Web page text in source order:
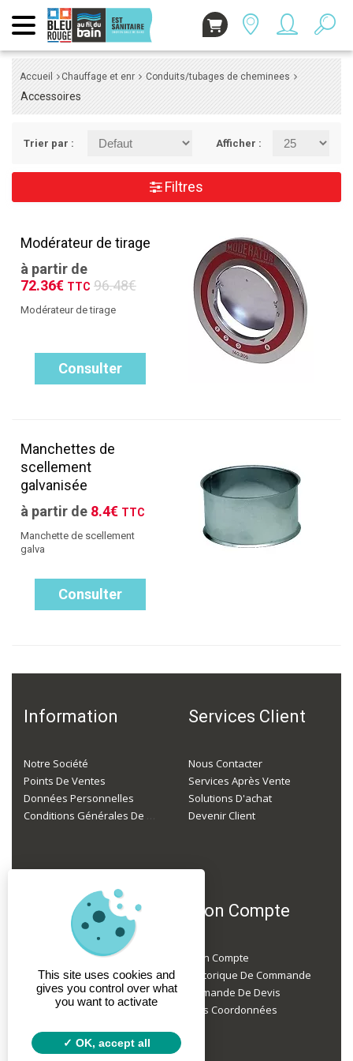
Accueil Chauffage et enr Conduits/tubages de cheminees
Accessoires
Trier par : Afficher :
Filtres
Modérateur de tirage
à partir de
72.36€ TTC 96.48€
Modérateur de tirage
Consulter
Manchettes de
scellement
galvanisée
à partir de 8.4€ TTC
Manchette de scellement
galva
Consulter
Information
Notre Société
Points De Ventes
Données Personnelles
Conditions Générales De Ventes
Services Client
Nous Contacter
Services Après Vente
Solutions D'achat
Devenir Client
Je Ne Suis Pas Un Professionnel, Puis-Je Acheter Du Matériel Chez Vous ?
Faites-Vous Des Livraisons À Domicile ?
Mon Compte
Mon Compte
Historique De Commande
Demande De Devis
Mes Coordonnées
This site uses cookies and
gives you control over what
you want to activate
OK, accept all